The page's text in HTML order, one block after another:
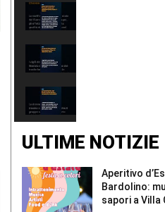
un
anno
turista
ferita
recuperata
elicottero
#Shorts
ULTIME NOTIZIE
Aperitivo
Bardolino:
sapori a Villa